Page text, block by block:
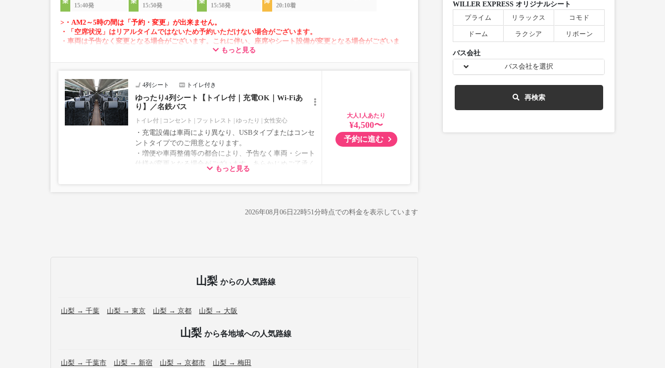
15:40発
15:50発
15:58発
20:10着
>・AM2～5時の間は「予約・変更」が出来ません。
・「空席状況」はリアルタイムではないため予約いただけない場合がございます。
・車両は予告なく変更となる場合がございます。これに伴い、座席やシート設備が変更となる場合がございま
もっと見る
4列シート トイレ付き
ゆったり4列シート【トイレ付｜充電OK｜Wi-Fiあ
り】／名鉄バス
トイレ付 コンセント フットレスト ゆったり 女性安心
・充電設備は車両により異なり、USBタイプまたはコンセ
ントタイプでのご用意となります。
・増便や車両整備等の都合により、予告なく車両・シート
仕様が変更となる場合がございます。あらかじめご了承く
もっと見る
大人
¥4,500〜
予約に進む
2026年08月06日22時51分時点での料金を表示しています
山梨 からの人気路線
山梨 → 千葉 山梨 → 東京 山梨 → 京都 山梨 → 大阪
山梨 から各地域への人気路線
山梨 → 千葉市 山梨 → 新宿 山梨 → 京都市 山梨 → 梅田
WILLER EXPRESS オリジナルシート
プライム
リラックス コモド
ドーム ラクシア リボーン
バス会社
バス会社を選択
再検索